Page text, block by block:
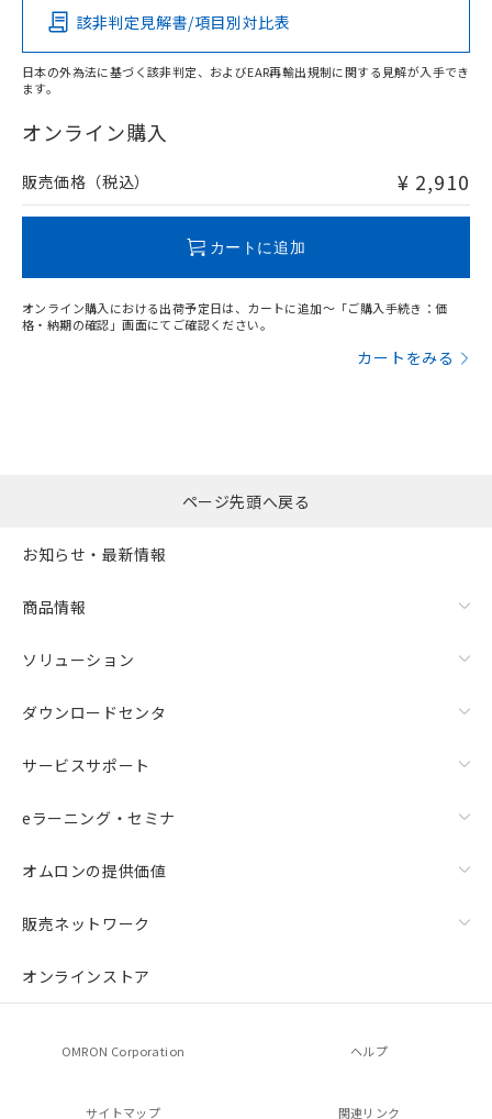
O
在庫等で未対応品が混在する可能性があります。
問い合わせください。
該非判定見解書/項目別対比表
日本の外為法に基づく該非判定、およびEAR再輸出規制に関する見解が入手でき
ます。
オンライン購入
販売価格（税込） ¥ 2,910
カートに追加
オンライン購入における出荷予定日は、カートに追加～「ご購入手続き：価
格・納期の確認」画面にてご確認ください。
カートをみる
ページ先頭へ戻る
お知らせ・最新情報
商品情報
ソリューション
ダウンロードセンタ
サービスサポート
eラーニング・セミナ
オムロンの提供価値
販売ネットワーク
オンラインストア
OMRON Corporation ヘルプ
サイトマップ 関連リンク